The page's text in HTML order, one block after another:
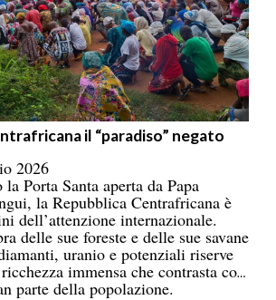
il “paradiso” negato
2026
Porta Santa aperta da Papa
la Repubblica Centrafricana è
dell’attenzione internazionale.
delle sue foreste e delle sue savane
uranio e potenziali riserve
immensa che contrasta con
parte della popolazione.